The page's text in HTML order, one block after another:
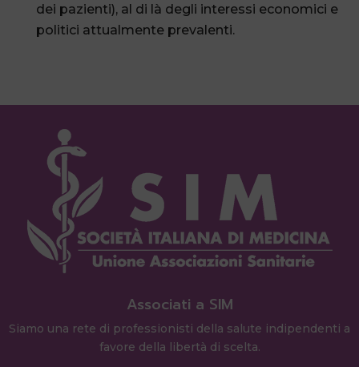
dei pazienti), al di là degli interessi economici e
politici attualmente prevalenti.
Associati a SIM
Siamo una rete di professionisti della salute indipendenti a
favore della libertà di scelta.